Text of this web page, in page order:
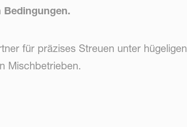
Bedingungen.
für präzises Streuen unter hügeligen
Mischbetrieben.